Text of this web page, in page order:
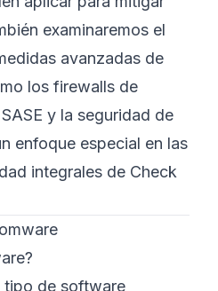
examinaremos el
avanzadas de
los firewalls de
y la seguridad de
enfoque especial en las
integrales de Check
tipo de software